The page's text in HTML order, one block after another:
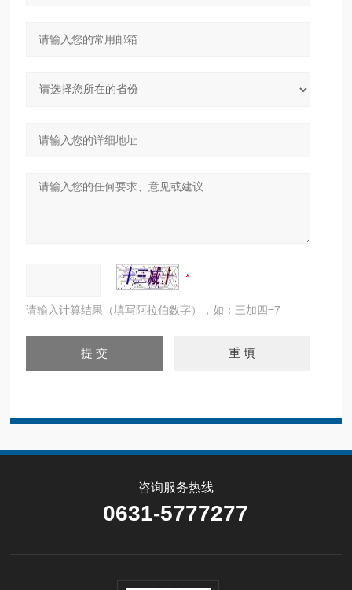
请输入计算结果（填写阿拉伯数字），如：三加四=7
咨询服务热线
0631-5777277